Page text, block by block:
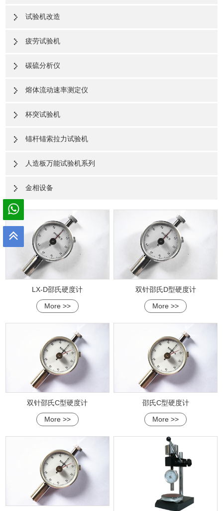
试验机改造
疲劳试验机
碳硫分析仪
熔体流动速率测定仪
杯突试验机
锚杆锚索拉力试验机
人造板万能试验机系列
金相设备
LX-D邵氏硬度计
More >>
双针邵氏D型硬度计
More >>
双针邵氏C型硬度计
More >>
邵氏C型硬度计
More >>